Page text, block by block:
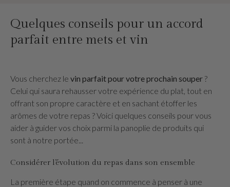
Quelques conseils pour un accord
parfait entre mets et vin
Vous cherchez le vin parfait pour votre prochain souper ?
Celui qui saura rehausser votre expérience du plat, tout en
offrant son propre caractère et en sachant étoffer les
arômes de votre repas ? Voici quelques conseils pour vous
aider à guider vos choix parmi la panoplie de produits qui
sont à notre portée...
Considérer l’évolution du repas dans son ensemble
La première étape quand on commence à penser à une